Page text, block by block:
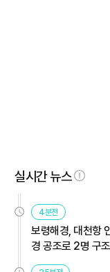
실시간 뉴스
4분전
보령해경, 대천항
경 공조로 2명 구조